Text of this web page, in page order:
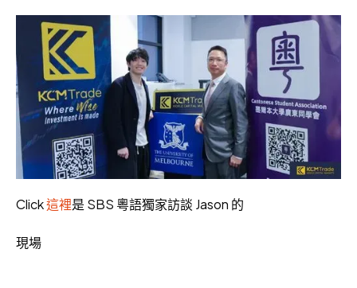
Click這裡是 SBS 粵語獨家訪談 Jason 的
現場